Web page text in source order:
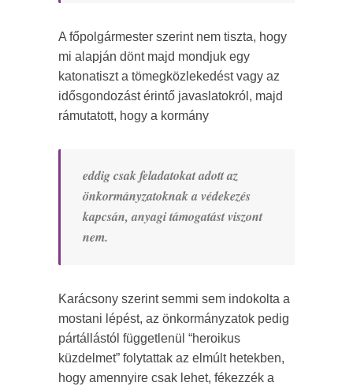
A főpolgármester szerint nem tiszta, hogy
mi alapján dönt majd mondjuk egy
katonatiszt a tömegközlekedést vagy az
idősgondozást érintő javaslatokról, majd
rámutatott, hogy a kormány
eddig csak feladatokat adott az
önkormányzatoknak a védekezés
kapcsán, anyagi támogatást viszont
nem.
Karácsony szerint semmi sem indokolta a
mostani lépést, az önkormányzatok pedig
pártállástól függetlenül “heroikus
küzdelmet” folytattak az elmúlt hetekben,
hogy amennyire csak lehet, fékezzék a